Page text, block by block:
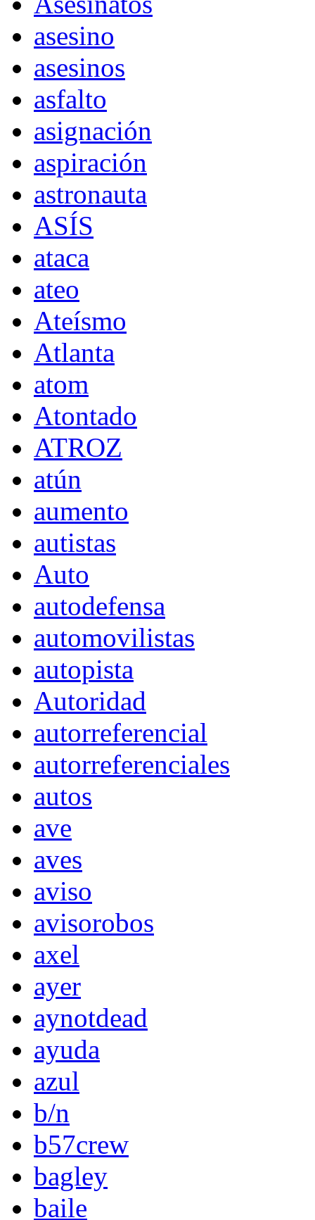
asesino
asesinos
asfalto
asignación
aspiración
astronauta
ASÍS
ataca
ateo
Ateísmo
Atlanta
atom
Atontado
ATROZ
atún
aumento
autistas
Auto
autodefensa
automovilistas
autopista
Autoridad
autorreferencial
autorreferenciales
autos
ave
aves
aviso
avisorobos
axel
ayer
aynotdead
ayuda
azul
b/n
b57crew
bagley
baile